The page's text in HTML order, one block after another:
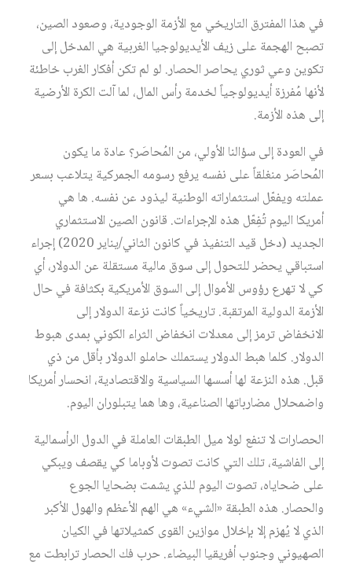
في هذا المفترق التاريخي مع الأزمة الوجودية، وصعود الصين،
تصبح الهجمة على زيف الأيديولوجيا الغربية هي المدخل إلى
تكوين وعي ثوري يحاصر الحصار. لو لم تكن أفكار الغرب خاطئة
لأنها مُفرزة أيديولوجياً لخدمة رأس المال، لما آلت الكرة الأرضية
إلى هذه الأزمة.
في العودة إلى سؤالنا الأولي، من المُحاصَر؟ عادة ما يكون
المُحاصَر منغلقاً على نفسه يرفع رسومه الجمركية يتلاعب بسعر
عملته ويفعّل استثماراته الوطنية ليذود عن نفسه. ها هي
أمريكا اليوم تُفِعّل هذه الإجراءات. قانون الصين الاستثماري
الجديد (دخل قيد التنفيذ في كانون الثاني/يناير 2020) إجراء
استباقي يحضر للتحول إلى سوق مالية مستقلة عن الدولار، أي
كي لا تهرع رؤوس الأموال إلى السوق الأمريكية بكثافة في حال
الأزمة الدولية المرتقبة. تاريخياً كانت نزعة الدولار إلى
الانخفاض ترمز إلى معدلات انخفاض الثراء الكوني بمدى هبوط
الدولار. كلما هبط الدولار يستملك حاملو الدولار بأقل من ذي
قبل. هذه النزعة لها أسسها السياسية والاقتصادية، انحسار أمريكا
واضمحلال مضارباتها الصناعية، وها هما يتبلوران اليوم.
الحصارات لا تنفع لولا ميل الطبقات العاملة في الدول الرأسمالية
إلى الفاشية، تلك التي كانت تصوت لأوباما كي يقصف ويبكي
على ضحاياه، تصوت اليوم للذي يشمت بضحايا الجوع
والحصار. هذه الطبقة «الشيء» هي الهم الأعظم والهول الأكبر
الذي لا يُهزم إلا بإخلال موازين القوى كمثيلاتها في الكيان
الصهيوني وجنوب أفريقيا البيضاء. حرب فك الحصار ترابطت مع